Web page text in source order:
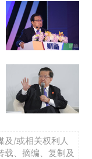
及/或相关权利人
载、摘编、复制及